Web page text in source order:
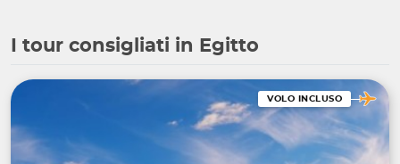
I tour consigliati in Egitto
VOLO INCLUSO